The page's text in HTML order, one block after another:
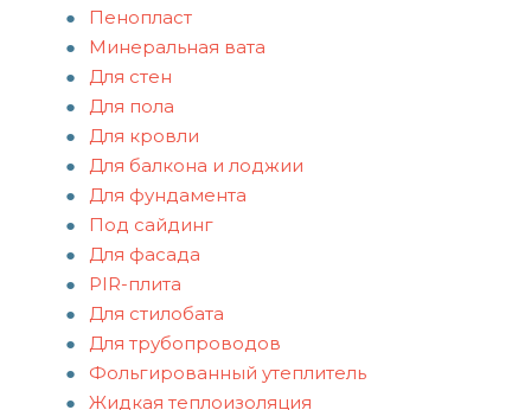
Пенопласт
Минеральная вата
Для стен
Для пола
Для кровли
Для балкона и лоджии
Для фундамента
Под сайдинг
Для фасада
PIR-плита
Для стилобата
Для трубопроводов
Фольгированный утеплитель
Жидкая теплоизоляция